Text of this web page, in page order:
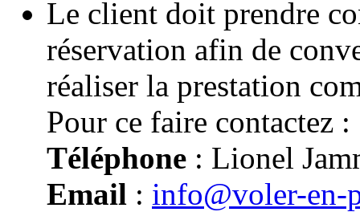
Le client doit prendre
réservation afin de
réaliser la prestation
Pour ce faire contactez :
Téléphone : Lionel
Email : info@voler-en-